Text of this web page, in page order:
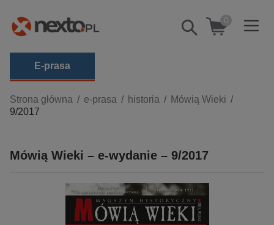
Pokaż/schowaj
wyszukiwarkę
0
E-prasa
Kategorie
Zobacz wszystkie E-prasa
biznesowe, branżowe, gospodarka
darmowe wydania
dzienniki
edukacja
Strona główna e-prasa historia
Mówią Wieki
9/2017
Mówią Wieki – e-wydanie – 9/2017